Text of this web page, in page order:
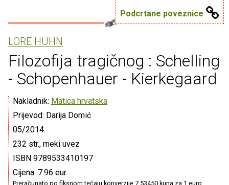
Podcrtane poveznice
LORE HÜHN
Filozofija tragičnog : Schelling
- Schopenhauer - Kierkegaard
Nakladnik: Matica hrvatska
Prijevod: Darija Domić
05/2014.
232 str., meki uvez
ISBN 9789533410197
Cijena: 7.96 eur
Preračunato po fiksnom tečaju konverzije 7,53450 kuna za 1 euro